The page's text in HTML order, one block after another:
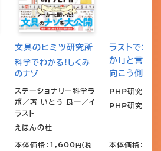
文具のヒミツ研究所
科学でわかる!しくみ
のナゾ
ステーショナリー科学ラ
ボ／著 いとう 良一／イ
ラスト
えほんの杜
本体価格：1,600 円（税
ラストで君は
か!」と言う
向こう側
PHP研究所／
PHP研究所
本体価格：